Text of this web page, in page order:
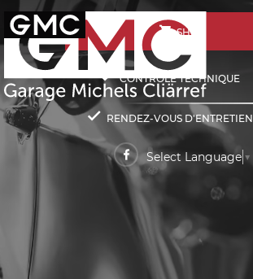
SHOP
CONTRÔLE TECHNIQUE
RENDEZ-VOUS D'ENTRETIEN
Select Language ▼